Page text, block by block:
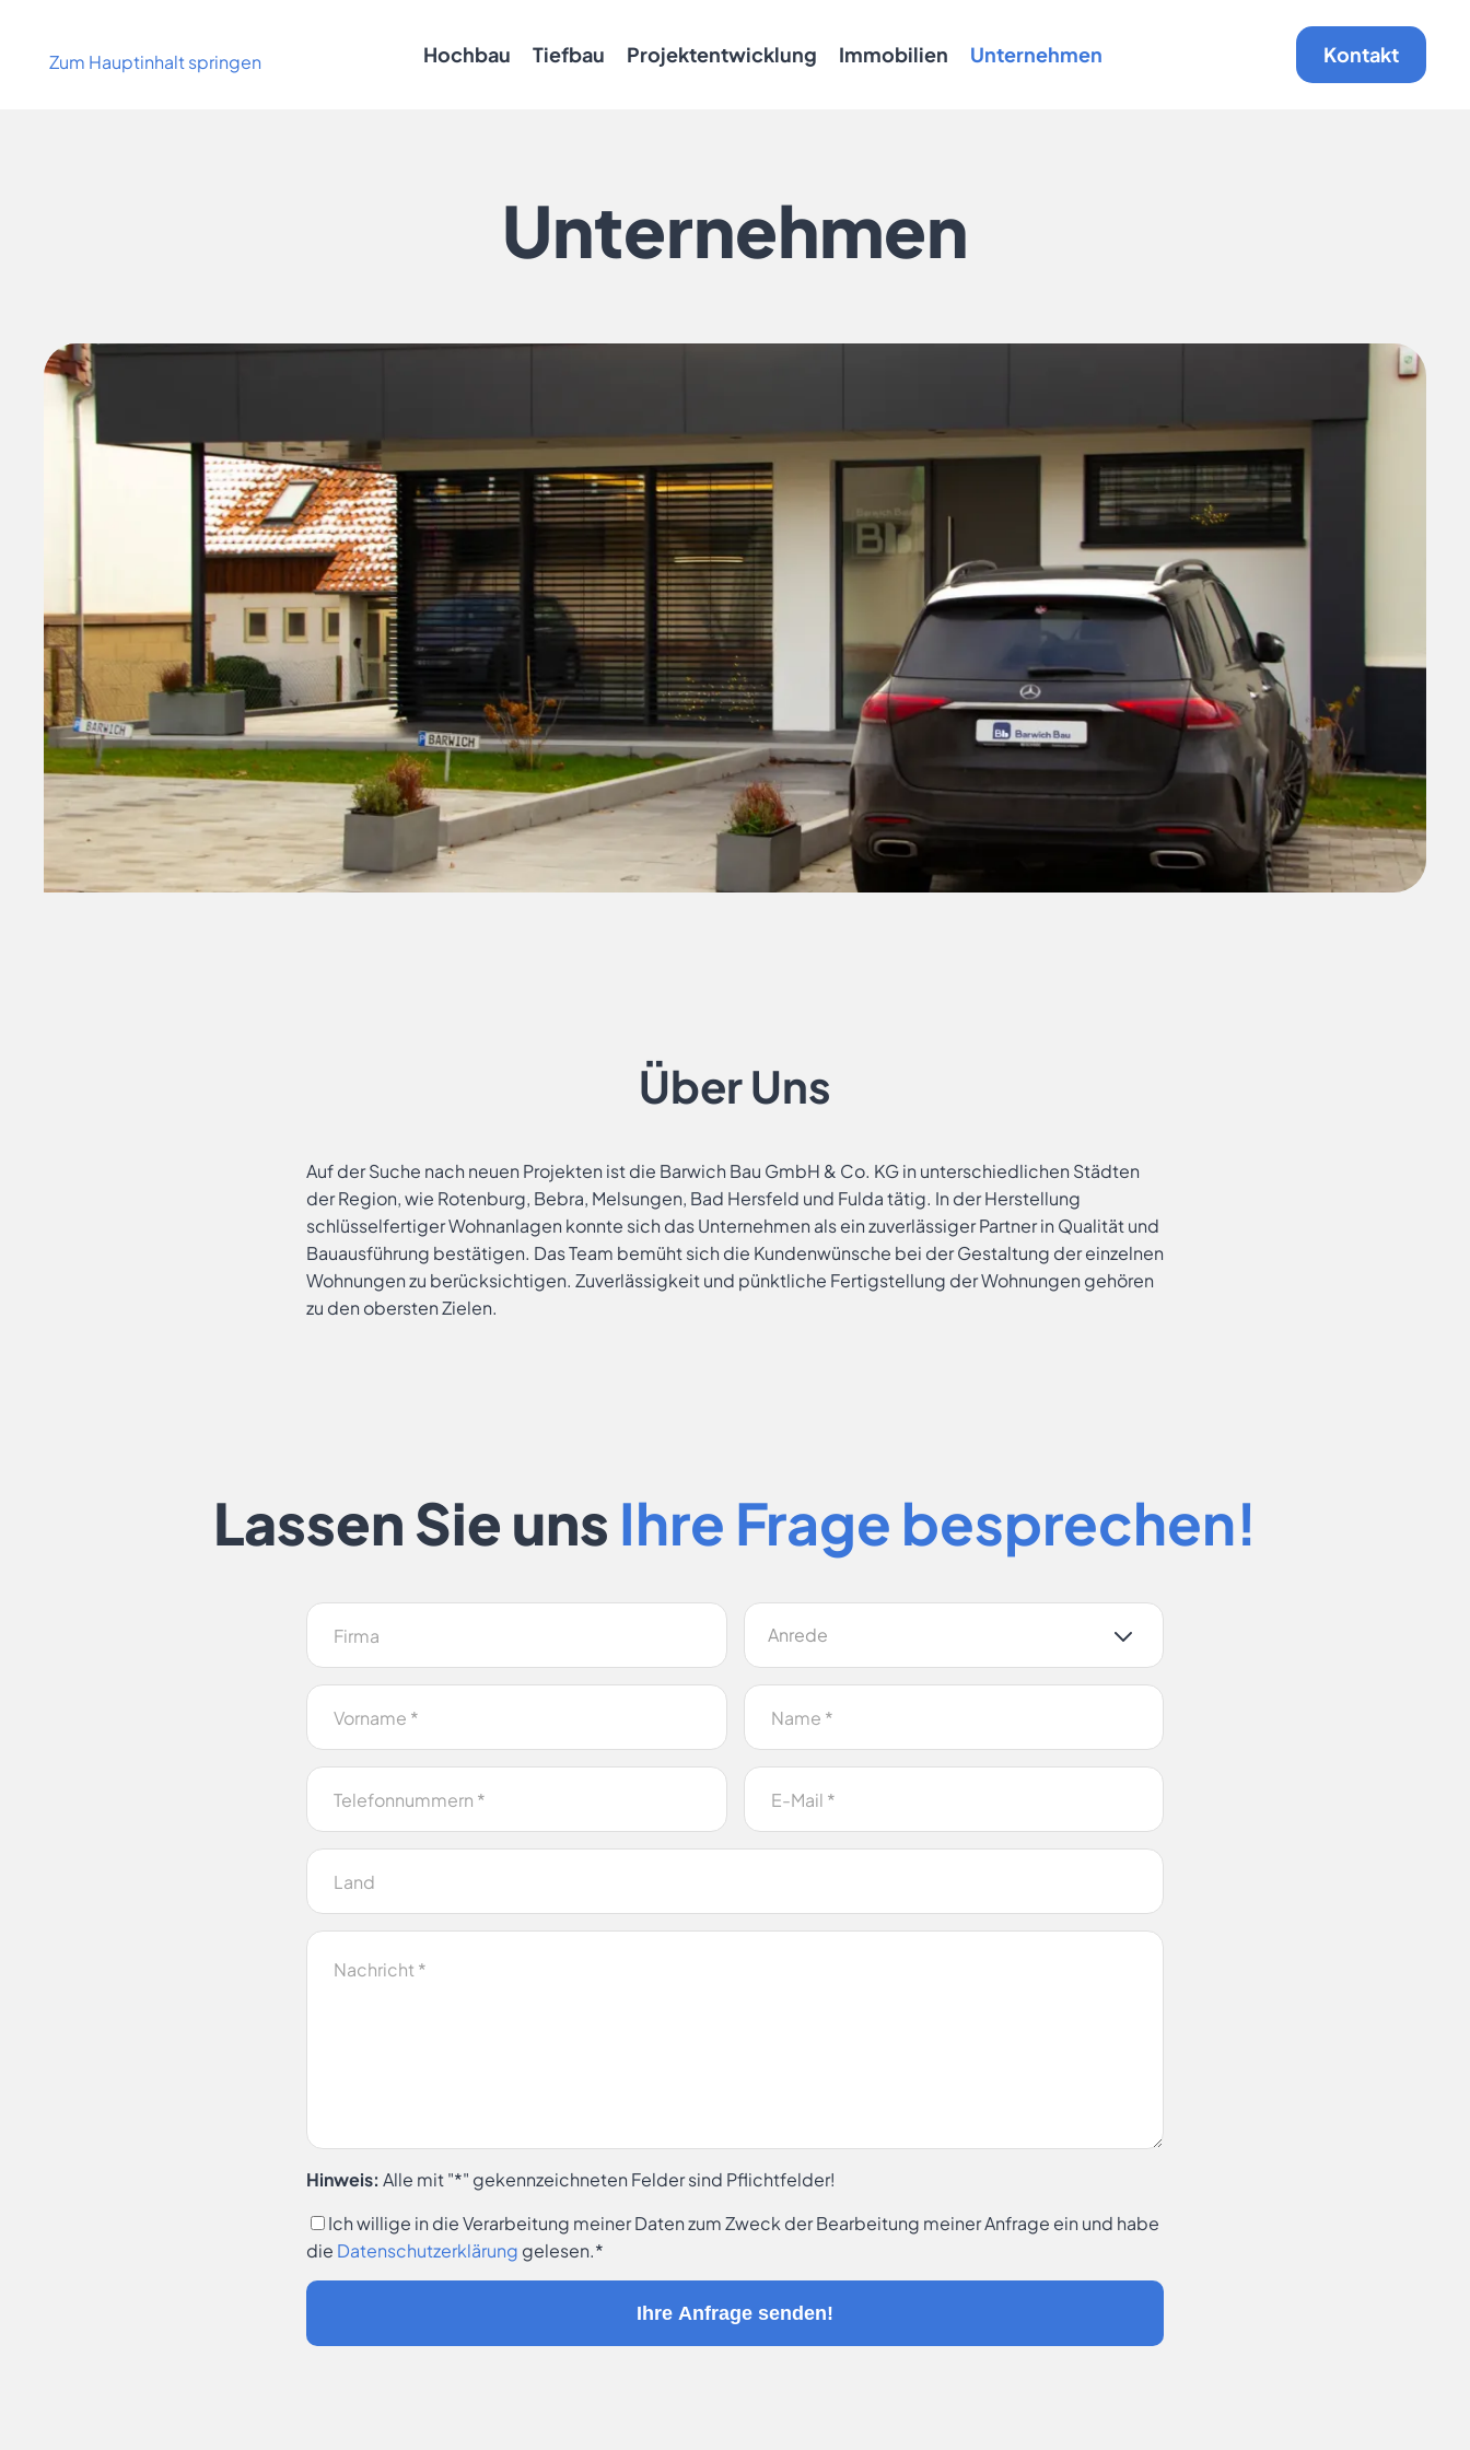
Zum Hauptinhalt springen Hochbau Tiefbau Projektentwicklung Immobilien Unternehmen Kontakt
Unternehmen
Über Uns
Auf der Suche nach neuen Projekten ist die Barwich Bau GmbH & Co. KG in unterschiedlichen Städten
der Region, wie Rotenburg, Bebra, Melsungen, Bad Hersfeld und Fulda tätig. In der Herstellung
schlüsselfertiger Wohnanlagen konnte sich das Unternehmen als ein zuverlässiger Partner in Qualität und
Bauausführung bestätigen. Das Team bemüht sich die Kundenwünsche bei der Gestaltung der einzelnen
Wohnungen zu berücksichtigen. Zuverlässigkeit und pünktliche Fertigstellung der Wohnungen gehören
zu den obersten Zielen.
Lassen Sie uns Ihre Frage besprechen!
Anrede
Hinweis: Alle mit "*" gekennzeichneten Felder sind Pflichtfelder!
Ich willige in die Verarbeitung meiner Daten zum Zweck der Bearbeitung meiner Anfrage ein und habe
die Datenschutzerklärung gelesen.*